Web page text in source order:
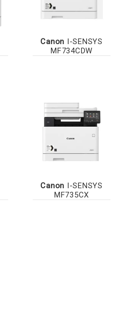
Canon I-SENSYS
MF734CDW
Canon I-SENSYS
MF735CX